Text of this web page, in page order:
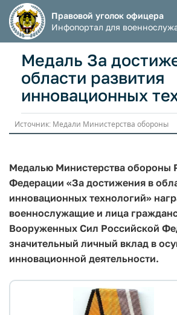
Правовой уголок офицера
Инфопортал для
Медаль За
области развития
инновационных
Источник: Медали Министерства обороны
Медалью Министерства обороны
Федерации «За достижения в
инновационных технологий»
военнослужащие и лица
Вооруженных Сил Российской
значительный личный вклад в
инновационной деятельности.